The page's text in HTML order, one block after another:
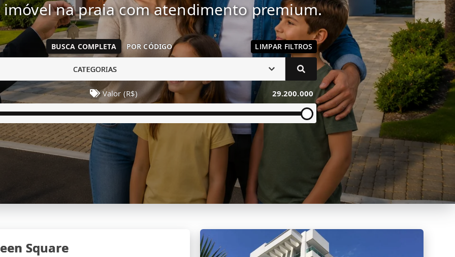
imóvel na praia com atendimento premium.
BUSCA COMPLETA POR CÓDIGO LIMPAR FILTROS
CATEGORIAS
Valor (R$) 29.200.000
Square